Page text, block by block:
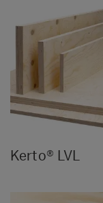
Kerto® LVL